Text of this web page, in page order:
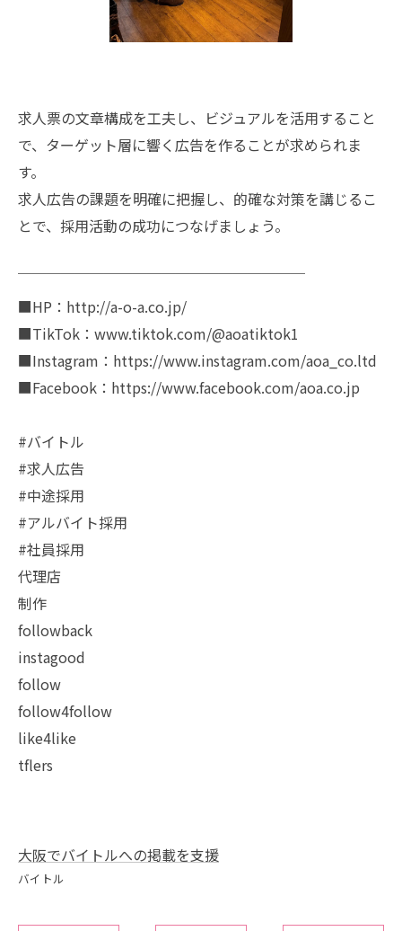
求人票の文章構成を工夫し、ビジュアルを活用すること
で、ターゲット層に響く広告を作ることが求められま
す。
求人広告の課題を明確に把握し、的確な対策を講じるこ
とで、採用活動の成功につなげましょう。
￣￣￣￣￣￣￣￣￣￣￣￣￣￣￣￣￣￣￣￣
■HP：http://a-o-a.co.jp/
■TikTok：www.tiktok.com/@aoatiktok1
■Instagram：https://www.instagram.com/aoa_co.ltd
■Facebook：https://www.facebook.com/aoa.co.jp
#バイトル
#求人広告
#中途採用
#アルバイト採用
#社員採用
代理店
制作
followback
instagood
follow
follow4follow
like4like
tflers
大阪でバイトルへの掲載を支援
バイトル